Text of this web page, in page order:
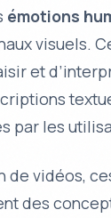
émotions
visuels.
et
par les
de vidéos,
des